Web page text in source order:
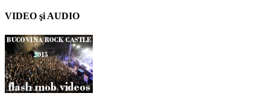
VIDEO şi AUDIO